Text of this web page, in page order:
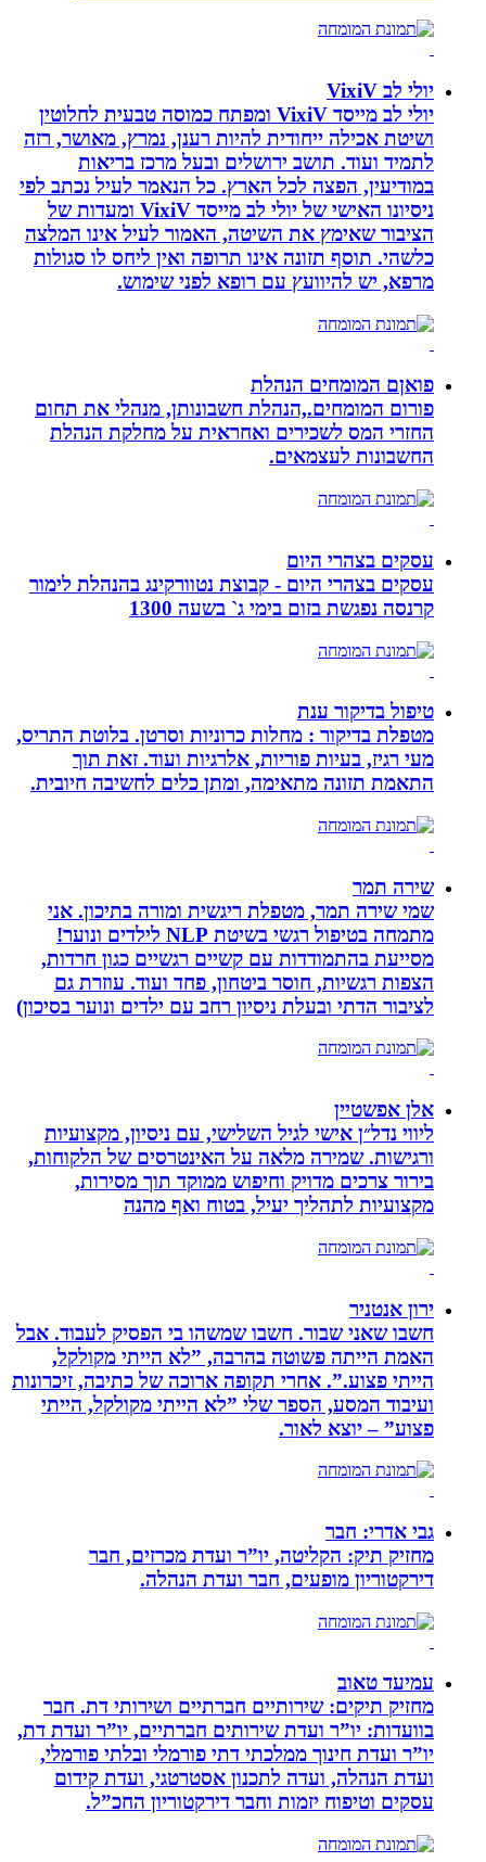
יולי לב VixiV
יולי לב מייסד VixiV ומפתח כמוסה טבעית לחלוטין
ושיטת אכילה ייחודית להיות רענן, נמרץ, מאושר, רזה
לתמיד ועוד. תושב ירושלים ובעל מרכז בריאות
במודיעין, הפצה לכל הארץ. כל הנאמר לעיל נכתב לפי
ניסיונו האישי של יולי לב מייסד VixiV ומעדות של
הציבור שאימץ את השיטה, האמור לעיל אינו המלצה
כלשהי. תוסף תזונה אינו תרופה ואין ליחס לו סגולות
מרפא, יש להיוועץ עם רופא לפני שימוש.
פואןם המומחים הנהלת
פורום המומחים.,הנהלת חשבונותן, מנהלי את תחום
החזרי המס לשכירים ואחראית על מחלקת הנהלת
החשבונות לעצמאים.
עסקים בצהרי היום
עסקים בצהרי היום - קבוצת נטוורקינג בהנהלת לימור
קרנסה נפגשת בזום בימי ג` בשעה 1300
טיפול בדיקור ענת
מטפלת בדיקור : מחלות כרוניות וסרטן. בלוטת התריס,
מעי רגיז, בעיות פוריות, אלרגיות ועוד. זאת תוך
התאמת תזונה מתאימה, ומתן כלים לחשיבה חיובית.
שירה תמר
שמי שירה תמר, מטפלת ריגשית ומורה בתיכון. אני
מתמחה בטיפול רגשי בשיטת NLP לילדים ונוער!
מסייעת בהתמודדות עם קשיים רגשיים כגון חרדות,
הצפות רגשיות, חוסר ביטחון, פחד ועוד. עוזרת גם
לציבור הדתי ובעלת ניסיון רחב עם ילדים ונוער בסיכון)
אלן אפשטיין
ליווי נדל״ן אישי לגיל השלישי, עם ניסיון, מקצועיות
ורגישות. שמירה מלאה על האינטרסים של הלקוחות,
בירור צרכים מדויק וחיפוש ממוקד תוך מסירות,
מקצועיות לתהליך יעיל, בטוח ואף מהנה
ירון אנטניר
חשבו שאני שבור. חשבו שמשהו בי הפסיק לעבוד. אבל
האמת הייתה פשוטה בהרבה, ”לא הייתי מקולקל,
הייתי פצוע.”. אחרי תקופה ארוכה של כתיבה, זיכרונות
ועיבוד המסע, הספר שלי ”לא הייתי מקולקל, הייתי
פצוע” – יוצא לאור.
גבי אדרי: חבר
מחזיק תיק: הקליטה, יו”ר ועדת מכרזים, חבר
דירקטוריון מופעים, חבר ועדת הנהלה.
עמיעד טאוב
מחזיק תיקים: שירותיים חברתיים ושירותי דת. חבר
בוועדות: יו”ר ועדת שירותים חברתיים, יו”ר ועדת דת,
יו”ר ועדת חינוך ממלכתי דתי פורמלי ובלתי פורמלי,
ועדת הנהלה, ועדה לתכנון אסטרטגי, ועדת קידום
עסקים וטיפוח יזמות וחבר דירקטוריון החכ”ל.